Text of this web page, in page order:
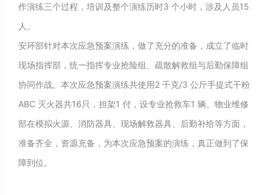
作演练三个过程，培训及整个演练历时3 个小时，涉及人员15
人。
安环部针对本次应急预案演练，做了充分的准备，成立了临时
现场指挥部，统一指挥专业抢险组、疏散解救组与后勤保障组
协同作战。本次应急预案演练共使用2 千克/3 公斤手提式干粉
ABC 灭火器共16只，担架1 付，设专业抢救车1 辆。物业维修
部在模拟火源、消防器具、现场解救器具、后勤补给等方面，
准备齐全，资源充备，为本次应急预案的演练，真正做到了保
障到位。